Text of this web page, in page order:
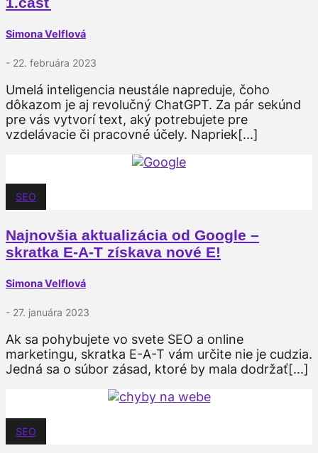
Simona Velflová
- 22. februára 2023
Umelá inteligencia neustále napreduje, čoho
dôkazom je aj revolučný ChatGPT. Za pár sekúnd
pre vás vytvorí text, aký potrebujete pre
vzdelávacie či pracovné účely. Napriek[...]
SEO
Najnovšia aktualizácia od Google –
skratka E-A-T získava nové E!
Simona Velflová
- 27. januára 2023
Ak sa pohybujete vo svete SEO a online
marketingu, skratka E-A-T vám určite nie je cudzia.
Jedná sa o súbor zásad, ktoré by mala dodržať[...]
SEO